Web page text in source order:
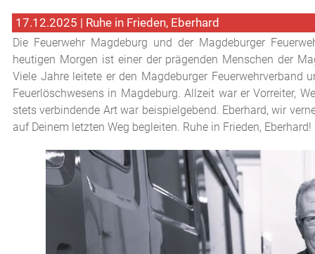
17.12.2025 | Ruhe in Frieden, Eberhard
Die Feuerwehr Magdeburg und der Magdeburger
heutigen Morgen ist einer der prägenden Menschen der
Viele Jahre leitete er den Magdeburger Feuerwehrverband
Feuerlöschwesens in Magdeburg. Allzeit war er Vorreiter,
stets verbindende Art war beispielgebend. Eberhard, wir
auf Deinem letzten Weg begleiten. Ruhe in Frieden, Eberhard!